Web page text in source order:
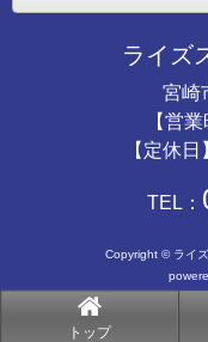
トップ
ライズ
宮崎
【営
【定休
TEL：
Copyright © ライ